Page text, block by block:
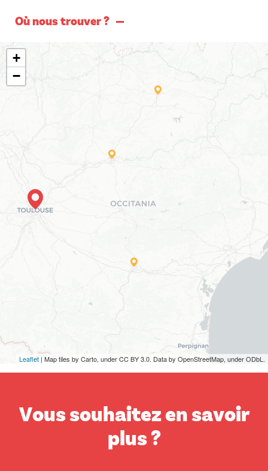
Où nous trouver ?
+
−
Leaflet | Map tiles by Carto, under CC BY 3.0. Data by OpenStreetMap, under ODbL.
Vous souhaitez en savoir
plus ?